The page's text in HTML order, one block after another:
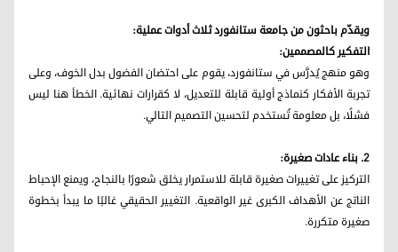
ويقدّم باحثون من جامعة ستانفورد ثلاث أدوات عملية:
التفكير كالمصممين:
وهو منهج يُدرَّس في ستانفورد، يقوم على احتضان الفضول بدل الخوف، وعلى
تجربة الأفكار كنماذج أولية قابلة للتعديل، لا كقرارات نهائية. الخطأ هنا ليس
فشلًا، بل معلومة تُستخدم لتحسين التصميم التالي.
2. بناء عادات صغيرة:
التركيز على تغييرات صغيرة قابلة للاستمرار يخلق شعورًا بالنجاح، ويمنع الإحباط
الناتج عن الأهداف الكبرى غير الواقعية. التغيير الحقيقي غالبًا ما يبدأ بخطوة
صغيرة متكررة.